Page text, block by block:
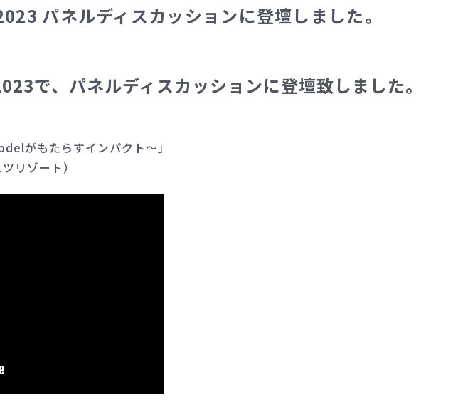
パネルディスカッションに登壇しました。
で、パネルディスカッションに登壇致しました。
がもたらすインパクト～」
リゾート）